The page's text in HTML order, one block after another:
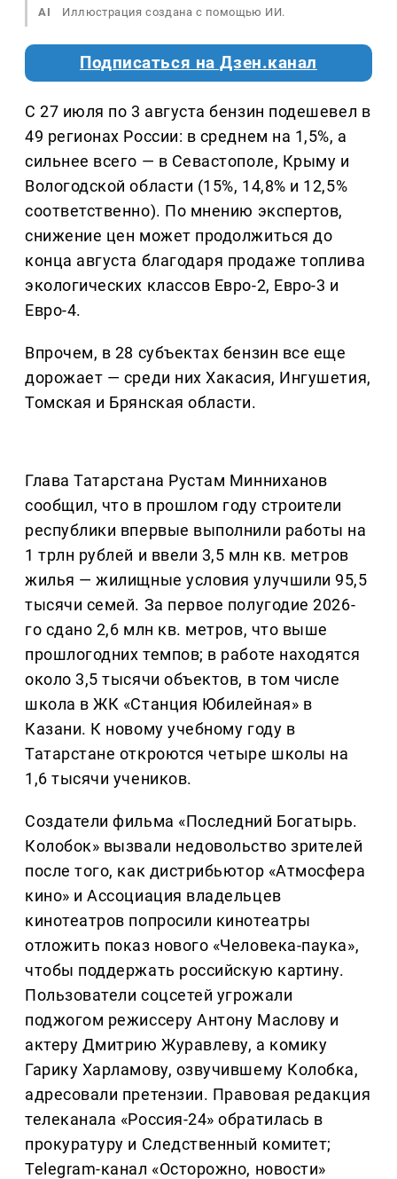
AI Иллюстрация создана с помощью ИИ.
Подписаться на Дзен.канал
С 27 июля по 3 августа бензин подешевел в
49 регионах России: в среднем на 1,5%, а
сильнее всего — в Севастополе, Крыму и
Вологодской области (15%, 14,8% и 12,5%
соответственно). По мнению экспертов,
снижение цен может продолжиться до
конца августа благодаря продаже топлива
экологических классов Евро-2, Евро-3 и
Евро-4.
Впрочем, в 28 субъектах бензин все еще
дорожает — среди них Хакасия, Ингушетия,
Томская и Брянская области.
Глава Татарстана Рустам Минниханов
сообщил, что в прошлом году строители
республики впервые выполнили работы на
1 трлн рублей и ввели 3,5 млн кв. метров
жилья — жилищные условия улучшили 95,5
тысячи семей. За первое полугодие 2026-
го сдано 2,6 млн кв. метров, что выше
прошлогодних темпов; в работе находятся
около 3,5 тысячи объектов, в том числе
школа в ЖК «Станция Юбилейная» в
Казани. К новому учебному году в
Татарстане откроются четыре школы на
1,6 тысячи учеников.
Создатели фильма «Последний Богатырь.
Колобок» вызвали недовольство зрителей
после того, как дистрибьютор «Атмосфера
кино» и Ассоциация владельцев
кинотеатров попросили кинотеатры
отложить показ нового «Человека-паука»,
чтобы поддержать российскую картину.
Пользователи соцсетей угрожали
поджогом режиссеру Антону Маслову и
актеру Дмитрию Журавлеву, а комику
Гарику Харламову, озвучившему Колобка,
адресовали претензии. Правовая редакция
телеканала «Россия-24» обратилась в
прокуратуру и Следственный комитет;
Telegram-канал «Осторожно, новости»